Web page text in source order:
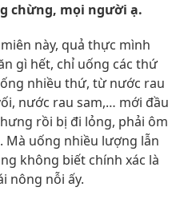
chừng, mọi người ạ.
này, quả thực mình
gì hết, chỉ uống các thứ
nhiều thứ, từ nước rau
nước rau sam,… mới đầu
rồi bị đi lỏng, phải ôm
Mà uống nhiều lượng lẫn
không biết chính xác là
nông nỗi ấy.